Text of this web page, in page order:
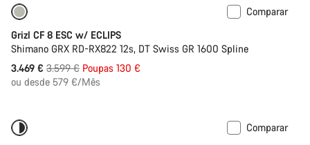
Comparar
Grizl CF 8 ESC w/ ECLIPS
Shimano GRX RD-RX822 12s, DT Swiss GR 1600 Spline
3.469 € Preço
Original
3.599 € Poupas 130 €
ou desde 579 €/Mês
Comparar